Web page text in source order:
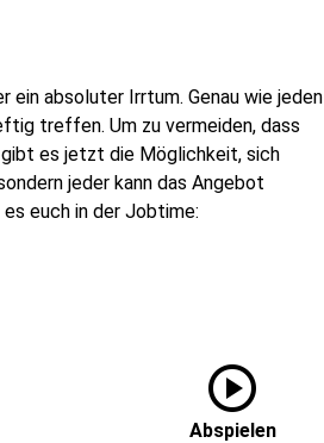
ein absoluter Irrtum. Genau wie jeden
treffen. Um zu vermeiden, dass
es jetzt die Möglichkeit, sich
jeder kann das Angebot
euch in der Jobtime:
play_circle
Abspielen